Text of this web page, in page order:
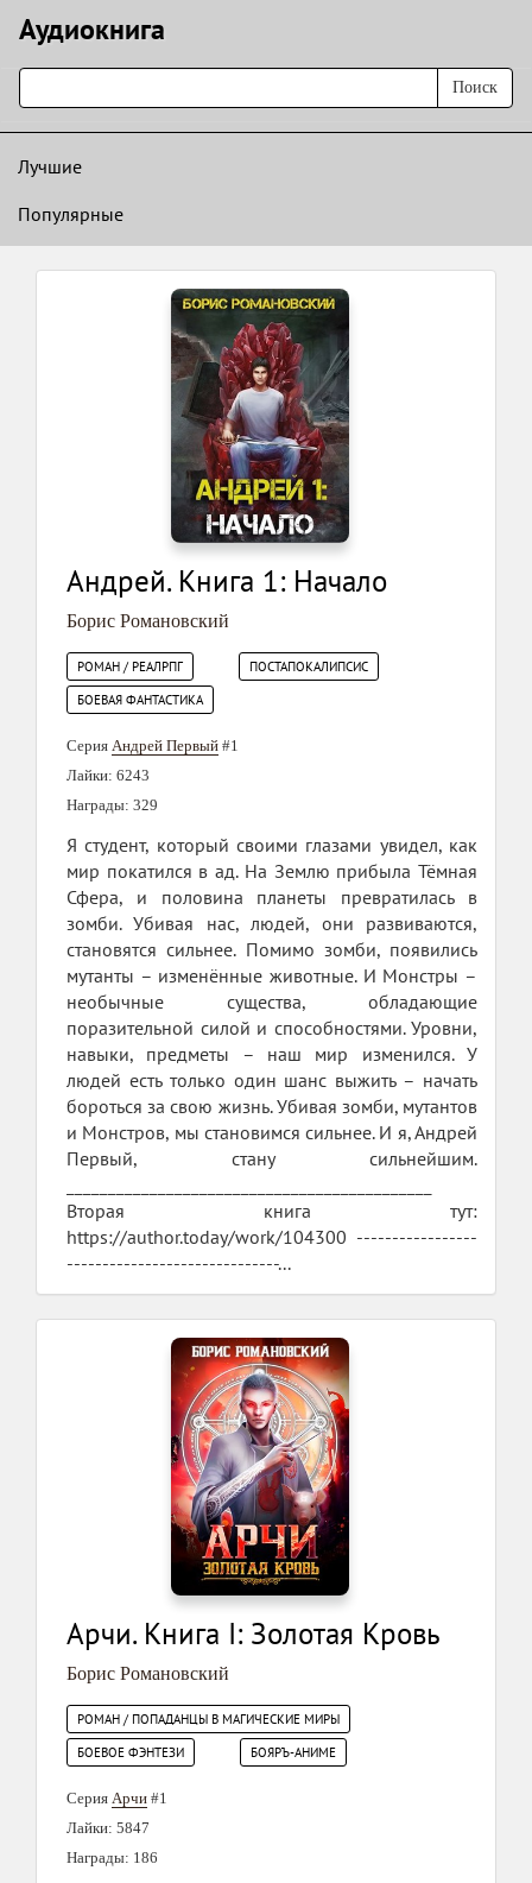
Аудиокнигa
Поиск
Лучшие
Популярные
Андрей. Книга 1: Начало
Борис Романовский
РОМАН / РЕАЛРПГ
ПОСТАПОКАЛИПСИС
БОЕВАЯ ФАНТАСТИКА
Серия Андрей Первый #1
Лайки: 6243
Награды: 329
Я студент, который своими глазами увидел, как
мир покатился в ад. На Землю прибыла Тёмная
Сфера, и половина планеты превратилась в
зомби. Убивая нас, людей, они развиваются,
становятся сильнее. Помимо зомби, появились
мутанты – изменённые животные. И Монстры –
необычные существа, обладающие
поразительной силой и способностями. Уровни,
навыки, предметы – наш мир изменился. У
людей есть только один шанс выжить – начать
бороться за свою жизнь. Убивая зомби, мутантов
и Монстров, мы становимся сильнее. И я, Андрей
Первый, стану сильнейшим.
Вторая книга тут:
https://author.today/work/104300 -----------------
------------------------------...
Арчи. Книга I: Золотая Кровь
Борис Романовский
РОМАН / ПОПАДАНЦЫ В МАГИЧЕСКИЕ МИРЫ
БОЕВОЕ ФЭНТЕЗИ
БОЯРЪ-АНИМЕ
Серия Арчи #1
Лайки: 5847
Награды: 186